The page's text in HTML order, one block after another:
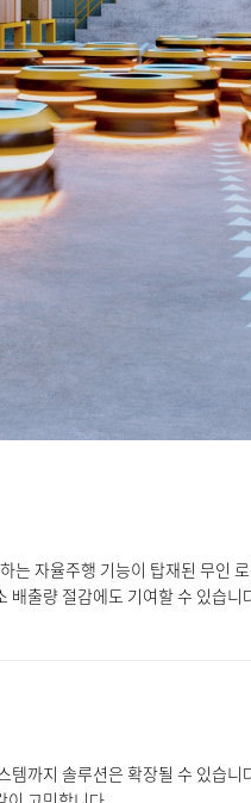
는 자율주행 기능이 탑재된 무인
배출량 절감에도 기여할 수 있습니
템까지 솔루션은 확장될 수 있습니